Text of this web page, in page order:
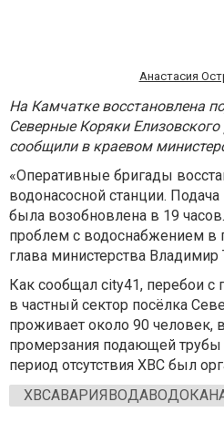
Анастасия
На Камчатке восстановлена
Северные Коряки
сообщили в краевом
«Оперативные бригады
водонасосной станции.
была возобновлена в 19
проблем с водоснабжением в
глава министерства Владимир
Как сообщал city41, перебои с
в частный сектор посёлка
проживает около 90 человек,
промерзания подающей
период отсутствия ХВС был